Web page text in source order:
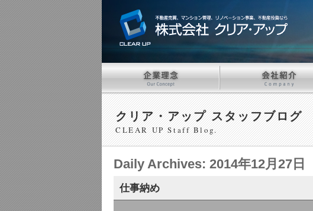
クリア・アップ スタッフブログ
CLEAR UP Staff Blog.
Daily Archives: 2014年12月27日
仕事納め